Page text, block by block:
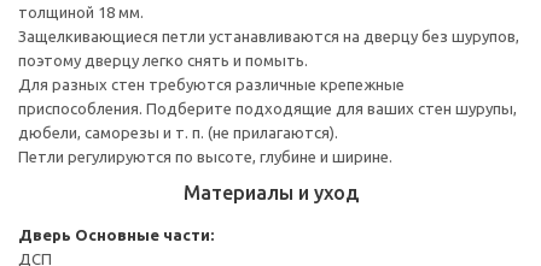
толщиной 18 мм.
Защелкивающиеся петли устанавливаются на дверцу без шурупов,
поэтому дверцу легко снять и помыть.
Для разных стен требуются различные крепежные
приспособления. Подберите подходящие для ваших стен шурупы,
дюбели, саморезы и т. п. (не прилагаются).
Петли регулируются по высоте, глубине и ширине.
Материалы и уход
Дверь Основные части:
ДСП